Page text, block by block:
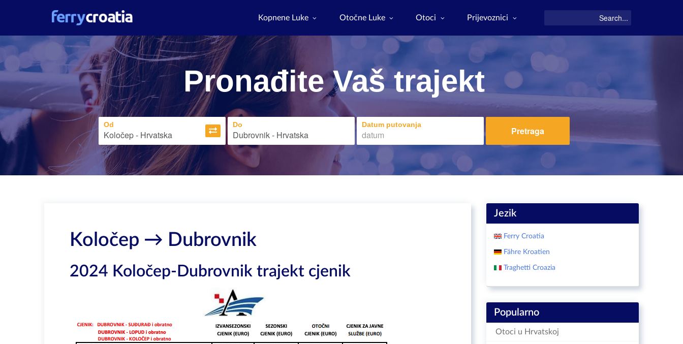
Kopnene Luke Otočne Luke Otoci Prijevoznici
Pronađite Vaš trajekt
Od Do Datum putovanja
Pretraga
Koločep → Dubrovnik
2024 Koločep-Dubrovnik trajekt cjenik
Jezik
Ferry Croatia
Fähre Kroatien
Traghetti Croazia
Popularno
Otoci u Hrvatskoj